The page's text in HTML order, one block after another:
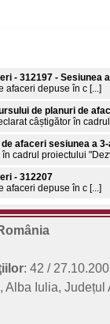
- 312197 - Sesiunea
depuse în c [...]
de planuri de
câștigător în cadrul
afaceri sesiunea a 3-
cadrul proiectului
- 312207
depuse în c [...]
a Romilor
- Sesiunea a 3-a
depuse în c [...]
: 42 /
Alba Iulia, Județul